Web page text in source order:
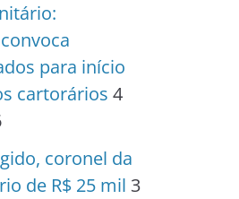
para início
cartorários 4
coronel da
de R$ 25 mil 3